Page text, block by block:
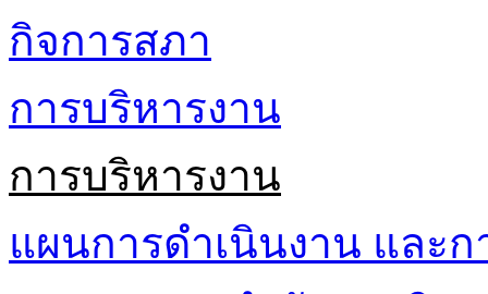
กิจการสภา
การบริหารงาน
การบริหารงาน
แผนการดำเนินงาน และ